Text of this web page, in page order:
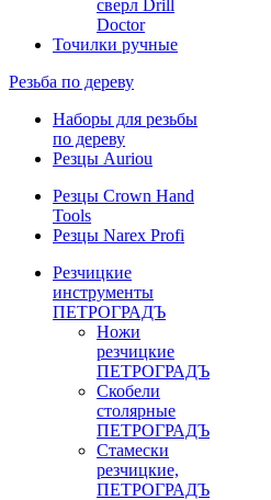
сверл Drill
Doctor
Точилки ручные
Резьба по дереву
Наборы для резьбы
по дереву
Резцы Auriou
Резцы Crown Hand
Tools
Резцы Narex Profi
Резчицкие
инструменты
ПЕТРОГРАДЪ
Ножи
резчицкие
ПЕТРОГРАДЪ
Скобели
столярные
ПЕТРОГРАДЪ
Стамески
резчицкие,
ПЕТРОГРАДЪ